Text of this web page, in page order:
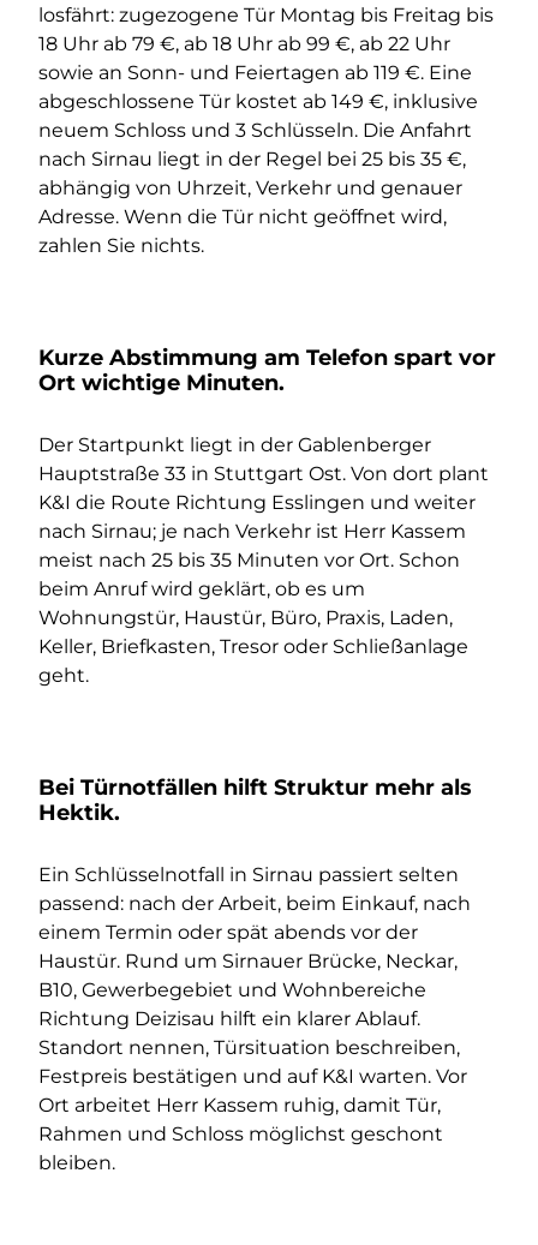
losfährt: zugezogene Tür Montag bis Freitag bis
18 Uhr ab 79 €, ab 18 Uhr ab 99 €, ab 22 Uhr
sowie an Sonn- und Feiertagen ab 119 €. Eine
abgeschlossene Tür kostet ab 149 €, inklusive
neuem Schloss und 3 Schlüsseln. Die Anfahrt
nach Sirnau liegt in der Regel bei 25 bis 35 €,
abhängig von Uhrzeit, Verkehr und genauer
Adresse. Wenn die Tür nicht geöffnet wird,
zahlen Sie nichts.
Kurze Abstimmung am Telefon spart vor
Ort wichtige Minuten.
Der Startpunkt liegt in der Gablenberger
Hauptstraße 33 in Stuttgart Ost. Von dort plant
K&I die Route Richtung Esslingen und weiter
nach Sirnau; je nach Verkehr ist Herr Kassem
meist nach 25 bis 35 Minuten vor Ort. Schon
beim Anruf wird geklärt, ob es um
Wohnungstür, Haustür, Büro, Praxis, Laden,
Keller, Briefkasten, Tresor oder Schließanlage
geht.
Bei Türnotfällen hilft Struktur mehr als
Hektik.
Ein Schlüsselnotfall in Sirnau passiert selten
passend: nach der Arbeit, beim Einkauf, nach
einem Termin oder spät abends vor der
Haustür. Rund um Sirnauer Brücke, Neckar,
B10, Gewerbegebiet und Wohnbereiche
Richtung Deizisau hilft ein klarer Ablauf.
Standort nennen, Türsituation beschreiben,
Festpreis bestätigen und auf K&I warten. Vor
Ort arbeitet Herr Kassem ruhig, damit Tür,
Rahmen und Schloss möglichst geschont
bleiben.